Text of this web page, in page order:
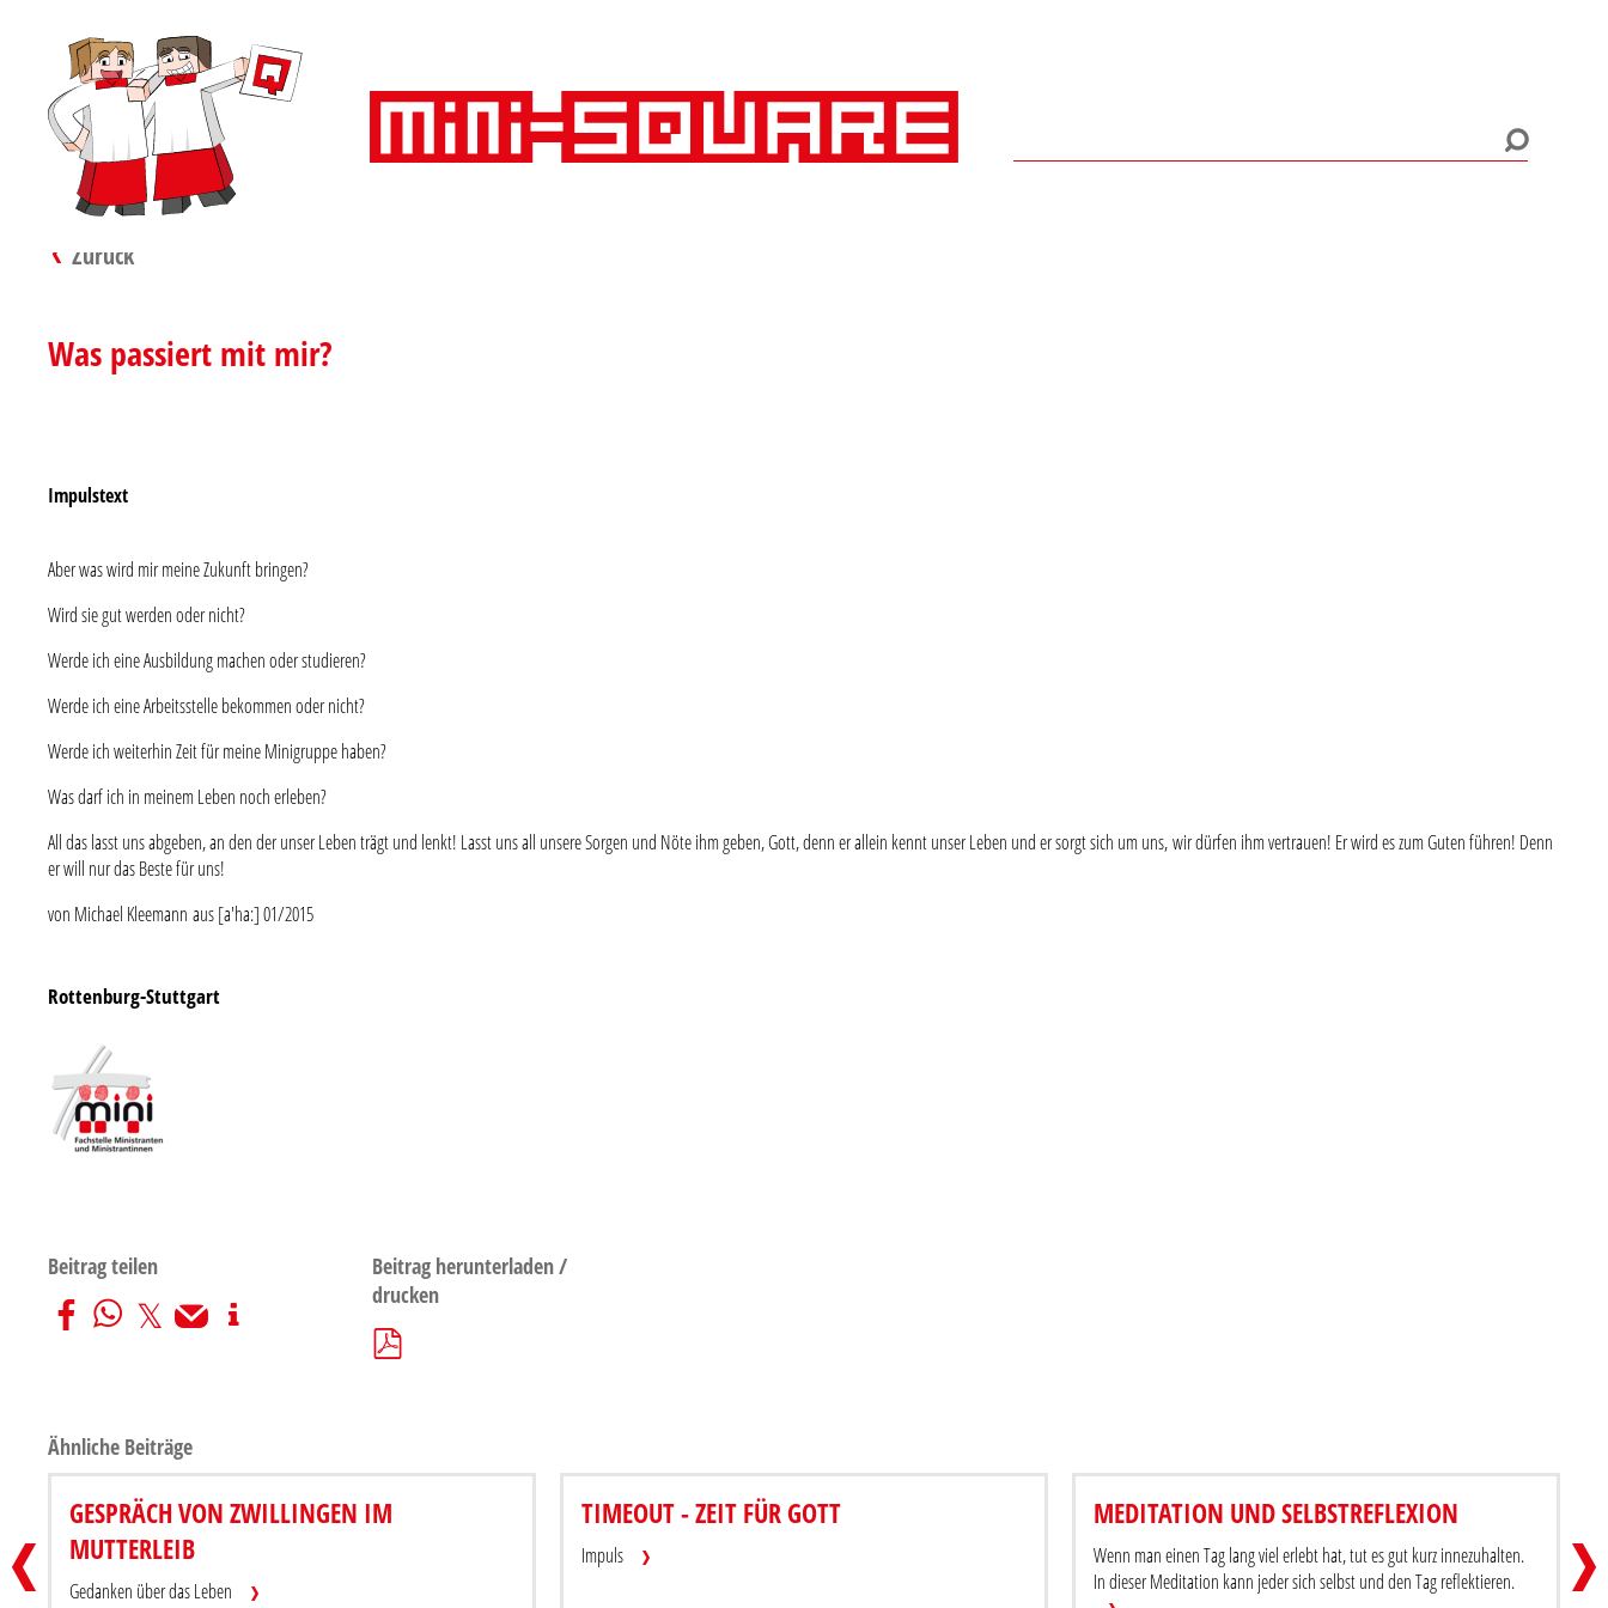
Zurück
Was passiert mit mir?
Impulstext
Aber was wird mir meine Zukunft bringen?
Wird sie gut werden oder nicht?
Werde ich eine Ausbildung machen oder studieren?
Werde ich eine Arbeitsstelle bekommen oder nicht?
Werde ich weiterhin Zeit für meine Minigruppe haben?
Was darf ich in meinem Leben noch erleben?
All das lasst uns abgeben, an den der unser Leben trägt und lenkt! Lasst uns all unsere Sorgen und Nöte ihm geben, Gott, denn er allein kennt unser Leben und er sorgt sich um uns, wir dürfen ihm vertrauen! Er wird es zum Guten führen! Denn
er will nur das Beste für uns!
von Michael Kleemann aus [a'ha:] 01/2015
Rottenburg-Stuttgart
Beitrag teilen
Beitrag herunterladen /
drucken
Ähnliche Beiträge
MINI-MIKADO
Beitrag teilen
GESPRÄCH VON ZWILLINGEN IM
MUTTERLEIB
Gedanken über das Leben
GESPRÄCH VON ZWILLINGEN IM
MUTTERLEIB
Beitrag teilen
TIMEOUT - ZEIT FÜR GOTT
Impuls
TIMEOUT - ZEIT FÜR GOTT
MEDITATION UND SELBSTREFLEXION
Wenn man einen Tag lang viel erlebt hat, tut es gut kurz innezuhalten.
In dieser Meditation kann jeder sich selbst und den Tag reflektieren.